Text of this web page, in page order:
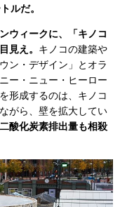
ルだ。
ウィークに、「キノコ
見え。 キノコの建築や
ン・デザイン」とオラ
ー・ニュー・ヒーロー
形成するのは、キノコ
がら、壁を拡大してい
酸化炭素排出量も相殺